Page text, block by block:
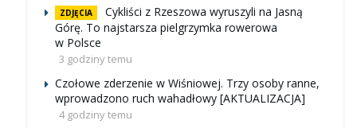
ZDJĘCIA
Cykliści z Rzeszowa wyruszyli na Jasną
Górę. To najstarsza pielgrzymka rowerowa
w Polsce
3 godziny temu
Czołowe zderzenie w Wiśniowej. Trzy osoby ranne,
wprowadzono ruch wahadłowy [AKTUALIZACJA]
4 godziny temu